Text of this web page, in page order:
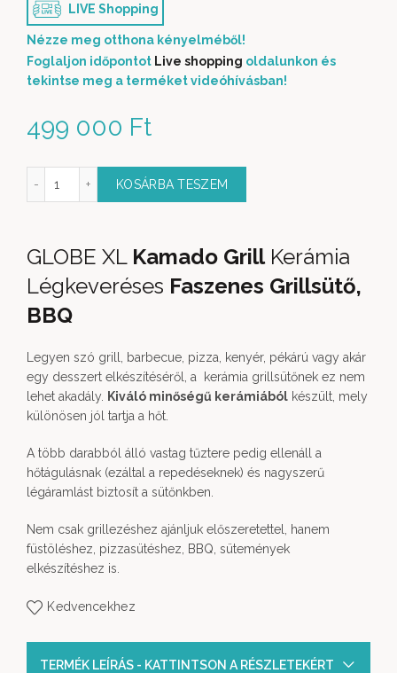
499 000 Ft
LIVE Shopping
Nézze meg otthona kényelméből!
Foglaljon időpontot Live shopping oldalunkon és
tekintse meg a terméket videóhívásban!
Kerámia Faszenes BBQ sütő BLUE mennyiség
KOSÁRBA TESZEM
GLOBE XL Kamado GrillKerámia
Légkeveréses Faszenes Grillsütő,
BBQ
Legyen szó grill, barbecue, pizza, kenyér, pékárú vagy akár
egy desszert elkészítéséről, a kerámia grillsütőnek ez nem
lehet akadály.
Kiváló minőségű kerámiából készült, mely
különösen jól tartja a hőt.
A több darabból álló vastag tűztere pedig ellenáll a
hőtágulásnak (ezáltal a repedéseknek) és nagyszerű
légáramlást biztosít a sütőnkben.
Nem csak grillezéshez ajánljuk előszeretettel, hanem
füstöléshez, pizzasütéshez, BBQ, sütemények
elkészítéshez is.
Kedvencekhez
TERMÉK LEÍRÁS - KATTINTSON A RÉSZLETEKÉRT